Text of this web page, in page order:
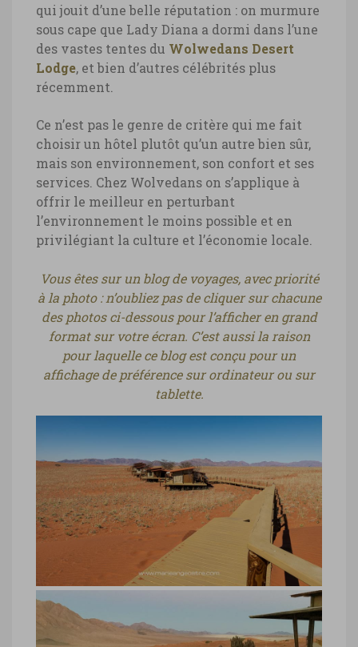
qui jouit d’une belle réputation : on murmure
sous cape que Lady Diana a dormi dans l’une
des vastes tentes du Wolwedans Desert
Lodge, et bien d’autres célébrités plus
récemment.
Ce n’est pas le genre de critère qui me fait
choisir un hôtel plutôt qu’un autre bien sûr,
mais son environnement, son confort et ses
services. Chez Wolvedans on s’applique à
offrir le meilleur en perturbant
l’environnement le moins possible et en
privilégiant la culture et l’économie locale.
Vous êtes sur un blog de voyages, avec priorité
à la photo : n’oubliez pas de cliquer sur chacune
des photos ci-dessous pour l’afficher en grand
format sur votre écran. C’est aussi la raison
pour laquelle ce blog est conçu pour un
affichage de préférence sur ordinateur ou sur
tablette.